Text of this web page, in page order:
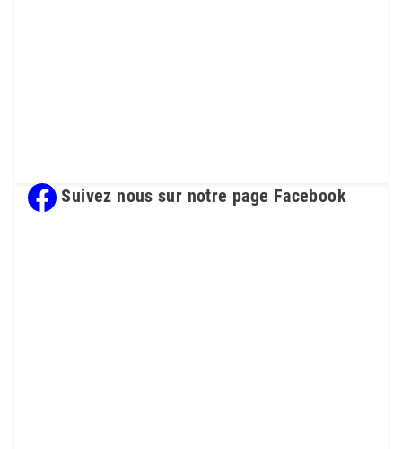
Suivez nous sur notre page Facebook